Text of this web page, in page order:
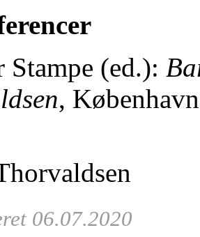
Stampe (ed.):
,
06.07.2020